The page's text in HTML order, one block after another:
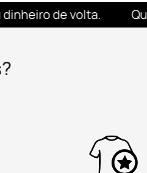
de volta.